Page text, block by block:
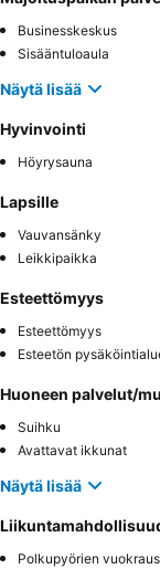
Businesskeskus
Sisääntuloaula
Näytä lisää
Hyvinvointi
Höyrysauna
Lapsille
Vauvansänky
Leikkipaikka
Esteettömyys
Esteettömyys
Esteetön
Huoneen palvelut/
Suihku
Avattavat ikkunat
Näytä lisää
Polkupyörien vuokraus